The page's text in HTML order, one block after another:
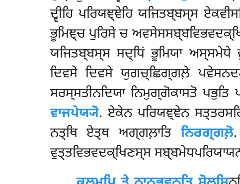
ਦ੍ਵੀਹਿ ਪਰਿਯਞ੍ਞੇਹਿ ਯਜਿਤਬ੍ਬਸ੍ਸ
ਭੂਮਿਞ੍ਚ ਪੁਰਿਸੇ ਚ
ਯਜਿਤਬ੍ਬਸ੍ਸ ਸਦ੍ਧਿਂ ਭੂਮਿਯਾ ਅਸ੍ਸਮੇਧੇ
ਦਿਵਸੇ ਦਿਵਸੇ ਯੁਗਚ੍ਛਿਗ੍ਗਲ਼ੇ
ਸਰਸ੍ਸਤੀਨਦਿਯਾ ਨਿਮੁਗ੍ਗੋਕਾਸਤੋ
ਵਾਜਪੇਯ੍ਯੋ. ਏਕੇਨ ਪਰਿਯਞ੍ਞੇਨ
ਨਤ੍ਥਿ ਏਤ੍ਥ ਅਗ੍ਗਲ਼ਾਤਿਨਿਰਗ੍ਗਲ਼ੋ
ਵੁਤ੍ਤਵਿਭਵਦਕ੍ਖਿਣਸ੍ਸ